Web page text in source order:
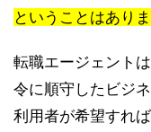
ということはありま
転職エージェント
令に順守したビジ
利用者が希望すれ